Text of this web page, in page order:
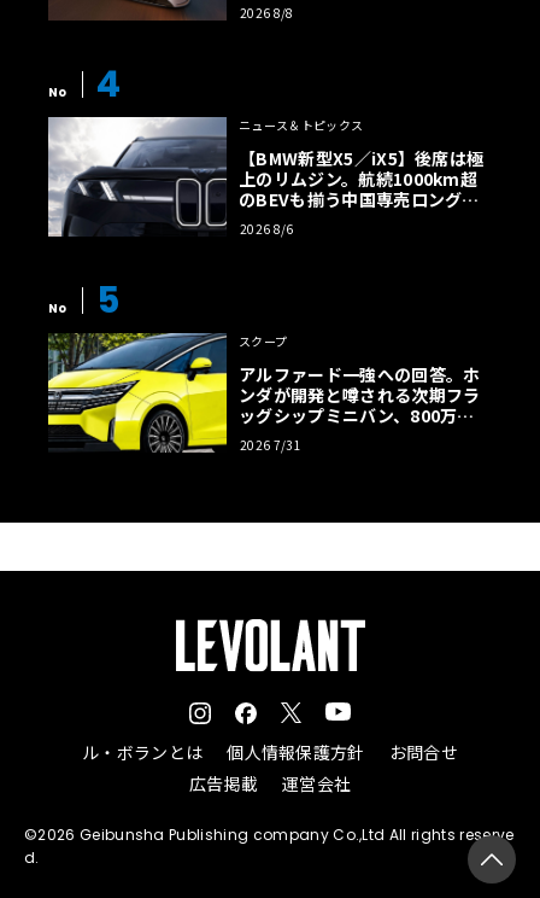
2026 8/8
No 4
ニュース＆トピックス
【BMW新型X5／iX5】後席は極
上のリムジン。航続1000km超
のBEVも揃う中国専売ロング仕
様の全貌
2026 8/6
No 5
スクープ
アルファード一強への回答。ホ
ンダが開発と噂される次期フラ
ッグシップミニバン、800万円
超の勝算【予想CG】
2026 7/31
ル・ボランとは 個人情報保護方針
お問合せ
広告掲載
運営会社
©2026 Geibunsha Publishing company Co.,Ltd All rights reserve
d.